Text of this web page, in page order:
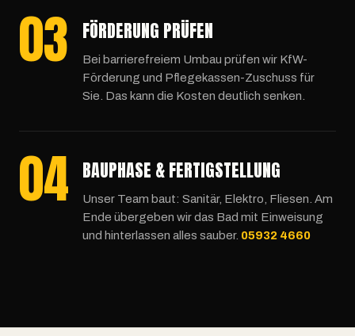
03 FÖRDERUNG PRÜFEN
Bei barrierefreiem Umbau prüfen wir KfW-
Förderung und Pflegekassen-Zuschuss für
Sie. Das kann die Kosten deutlich senken.
04 BAUPHASE & FERTIGSTELLUNG
Unser Team baut: Sanitär, Elektro, Fliesen. Am
Ende übergeben wir das Bad mit Einweisung
und hinterlassen alles sauber. 05932 4660